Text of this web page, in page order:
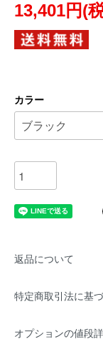
13,401円(
カラー
返品について
特定商取引法に基
オプションの値段